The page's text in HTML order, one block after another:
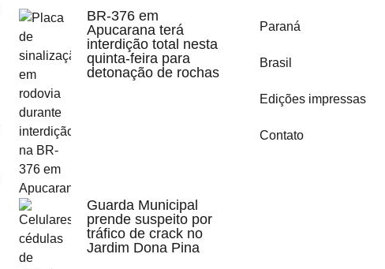
BR-376 em
Apucarana terá
interdição total nesta
quinta-feira para
detonação de rochas
Guarda Municipal
prende suspeito por
tráfico de crack no
Jardim Dona Pina
Paraná
Brasil
Edições impressas
Contato